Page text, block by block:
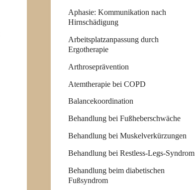
Aphasie: Kommunikation nach
Hirnschädigung
Arbeitsplatzanpassung durch
Ergotherapie
Arthroseprävention
Atemtherapie bei COPD
Balancekoordination
Behandlung bei Fußheberschwäche
Behandlung bei Muskelverkürzungen
Behandlung bei Restless-Legs-Syndrom
Behandlung beim diabetischen
Fußsyndrom